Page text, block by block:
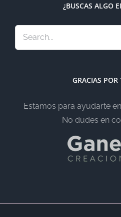
¿BUSCAS ALGO
GRACIAS POR
Estamos para ayudarte
No dudes en